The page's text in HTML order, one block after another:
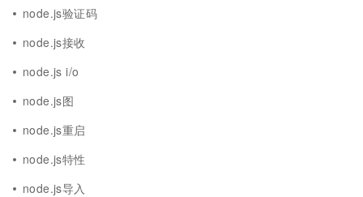
node.js验证码
node.js接收
node.js i/o
node.js图
node.js重启
node.js特性
node.js导入